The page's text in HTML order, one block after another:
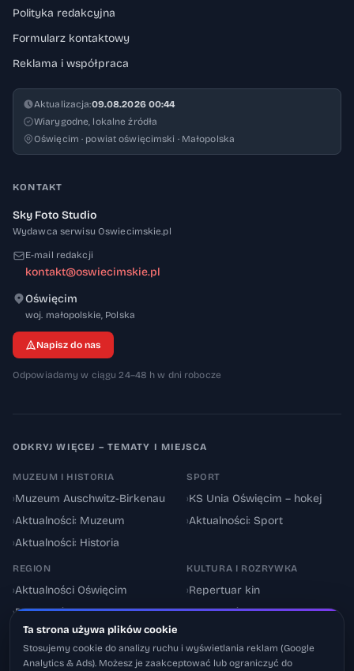
Polityka redakcyjna
Formularz kontaktowy
Reklama i współpraca
Aktualizacja:09.08.2026 00:44
Wiarygodne, lokalne źródła
Oświęcim · powiat oświęcimski · Małopolska
KONTAKT
Sky Foto Studio
Wydawca serwisu Oswiecimskie.pl
E-mail redakcji
kontakt@oswiecimskie.pl
Oświęcim
woj. małopolskie, 32-600
Polska
Napisz do nas
Odpowiadamy w ciągu 24–48 h w dni robocze
ODKRYJ WIĘCEJ – TEMATY I MIEJSCA
MUZEUM I HISTORIA
›Muzeum Auschwitz-Birkenau
›Aktualności: Muzeum
›Aktualności: Historia
SPORT
›KS Unia Oświęcim – hokej
›Aktualności: Sport
REGION
›Aktualności Oświęcim
›Powiat oświęcimski
Utrudnienia drogowe
KULTURA I ROZRYWKA
›Repertuar kin
›Aktualności: Kultura
Ta strona używa plików cookie
Stosujemy cookie do analizy ruchu i wyświetlania reklam (Google
Analytics & Ads). Możesz je zaakceptować lub ograniczyć do